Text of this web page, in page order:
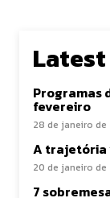
Latest
Programas
fevereiro
28 de janeiro de
A trajetória
20 de janeiro de
7